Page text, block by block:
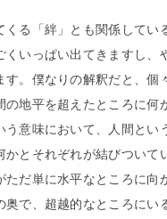
る「絆」とも関係してい
いっぱい出てきますし、
す。僕なりの解釈だと、個
地平を超えたところに何
意味において、人間とい
とそれぞれが結びついて
だ単に水平なところに向
で、超越的なところにい